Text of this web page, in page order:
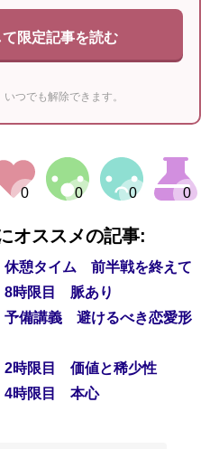
限定記事を読む
つでも解除できます。
オススメの記事:
休憩タイム 前半戦を終えて
8時限目 脈あり
予備講義 避けるべき恋愛形
2時限目 価値と稀少性
4時限目 本心